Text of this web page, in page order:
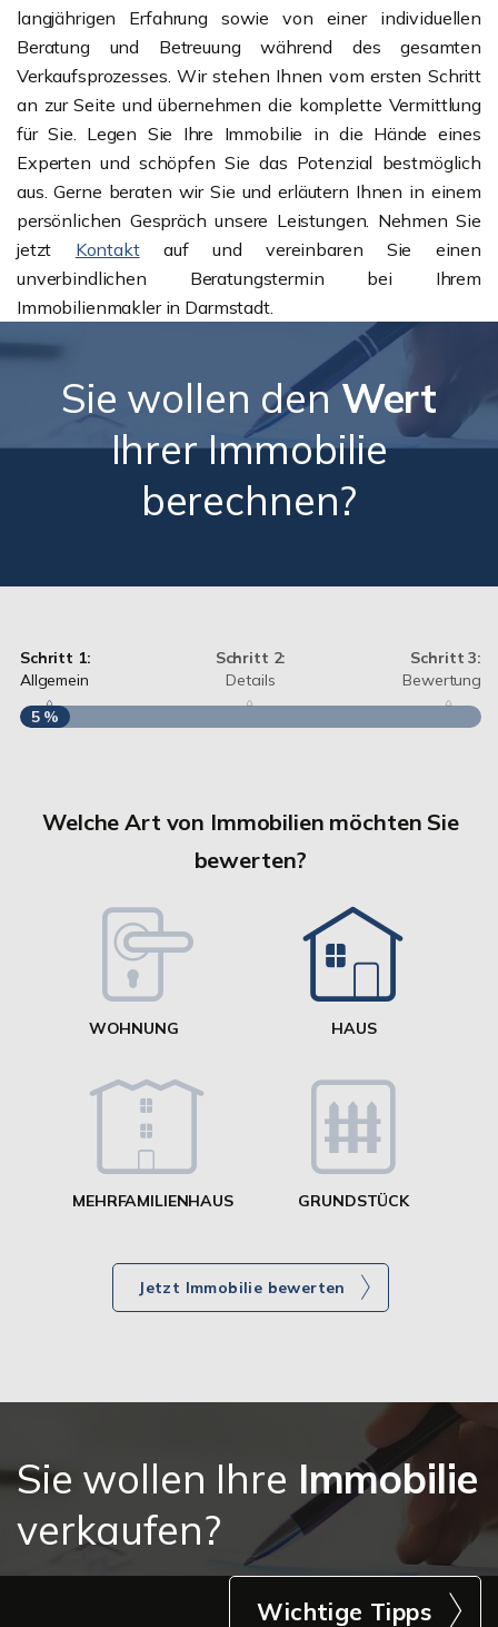
langjährigen Erfahrung sowie von einer individuellen
Beratung und Betreuung während des gesamten
Verkaufsprozesses. Wir stehen Ihnen vom ersten Schritt
an zur Seite und übernehmen die komplette Vermittlung
für Sie. Legen Sie Ihre Immobilie in die Hände eines
Experten und schöpfen Sie das Potenzial bestmöglich
aus. Gerne beraten wir Sie und erläutern Ihnen in einem
persönlichen Gespräch unsere Leistungen. Nehmen Sie
jetzt Kontaktauf und vereinbaren Sie einen
unverbindlichen Beratungstermin bei Ihrem
Immobilienmakler in Darmstadt.
Sie wollen denWert
Ihrer Immobilie
berechnen?
Schritt 1:
Allgemein
Schritt 2:
Details
Schritt 3:
Bewertung
5 %
Welche Art von Immobilien möchten Sie
bewerten?
WOHNUNG HAUS
MEHRFAMILIENHAUS GRUNDSTÜCK
Jetzt Immobilie bewerten
Sie wollen Ihre Immobilie
verkaufen?
Wichtige Tipps